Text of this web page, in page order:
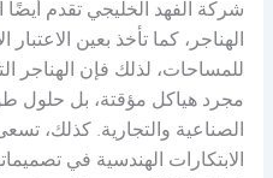
شركة الفهد الخليجي تقدم
الهناجر، كما تأخذ بعين
للمساحات، لذلك فإن الهناجر
مجرد هياكل مؤقتة، بل حلول
الصناعية والتجارية. كذلك،
الابتكارات الهندسية في